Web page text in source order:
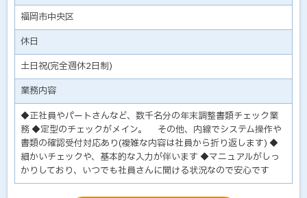
福岡市中央区
休日
土日祝(完全週休2日制)
業務内容
◆正社員やパートさんなど、数千名分の年末調整書類チェック業
務 ◆定型のチェックがメイン。 その他、内線でシステム操作や
書類の確認受付対応あり(複雑な内容は社員から折り返します) ◆
細かいチェックや、基本的な入力が伴います ◆マニュアルがしっ
かりしており、いつでも社員さんに聞ける状況なので安心です